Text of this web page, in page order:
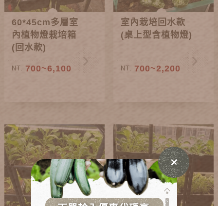
60*45cm多層室
內植物燈栽培箱
(回水款)
NT. 700~6,100
室內栽培回水款
(桌上型含植物燈)
NT. 700~2,200